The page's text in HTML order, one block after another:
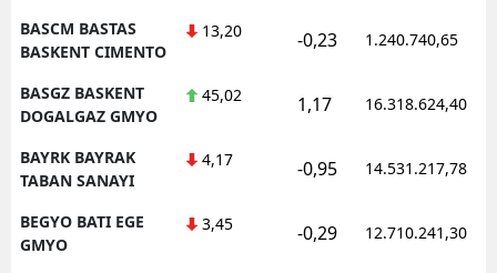
BASCM BASTAS
BASKENT CIMENTO
13,20 -0,23 1.240.740,65
BASGZ BASKENT
DOGALGAZ GMYO
45,02 1,17 16.318.624,40
BAYRK BAYRAK
TABAN SANAYI
4,17 -0,95 14.531.217,78
BEGYO BATI EGE
GMYO
3,45 -0,29 12.710.241,30